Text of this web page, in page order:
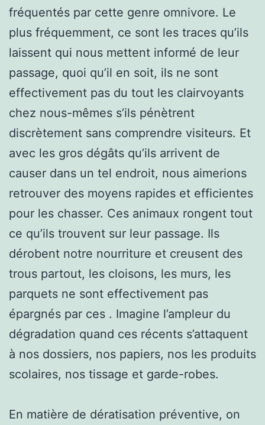
fréquentés par cette genre omnivore. Le
plus fréquemment, ce sont les traces qu’ils
laissent qui nous mettent informé de leur
passage, quoi qu’il en soit, ils ne sont
effectivement pas du tout les clairvoyants
chez nous-mêmes s’ils pénètrent
discrètement sans comprendre visiteurs. Et
avec les gros dégâts qu’ils arrivent de
causer dans un tel endroit, nous aimerions
retrouver des moyens rapides et efficientes
pour les chasser. Ces animaux rongent tout
ce qu’ils trouvent sur leur passage. Ils
dérobent notre nourriture et creusent des
trous partout, les cloisons, les murs, les
parquets ne sont effectivement pas
épargnés par ces . Imagine l’ampleur du
dégradation quand ces récents s’attaquent
à nos dossiers, nos papiers, nos les produits
scolaires, nos tissage et garde-robes.
En matière de dératisation préventive, on